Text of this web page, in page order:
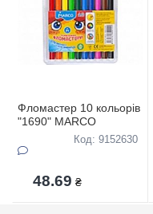
Фломастер 10 кольорів
"1690" MARCO
Код: 9152630
48.69 ₴